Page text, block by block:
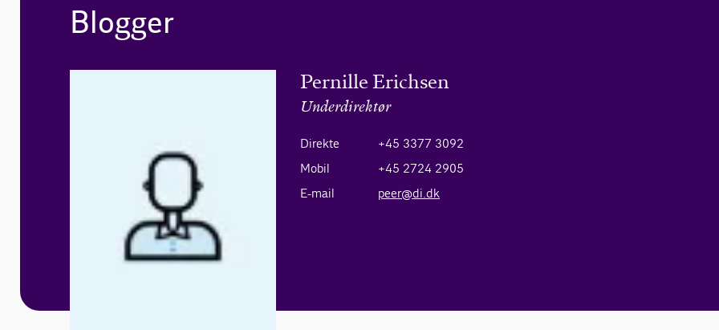
Blogger
Pernille Erichsen
Underdirektør
Direkte
+45 3377 3092
Mobil
+45 2724 2905
E-mail
peer@di.dk